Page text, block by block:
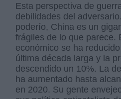
Esta perspectiva de
debilidades del
poderío, China es un
frágiles de lo que parece.
económico se ha
última década larga y la
descendido un 10%. La
ha aumentado hasta
en 2020. Su gente